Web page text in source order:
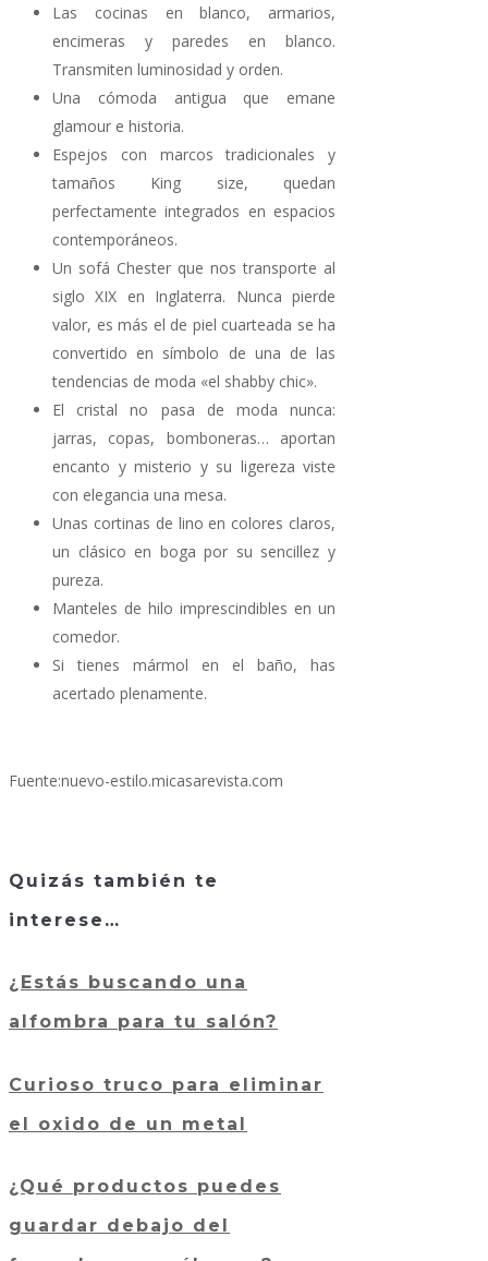
Las cocinas en blanco, armarios,
encimeras y paredes en blanco.
Transmiten luminosidad y orden.
Una cómoda antigua que emane
glamour e historia.
Espejos con marcos tradicionales y
tamaños King size, quedan
perfectamente integrados en espacios
contemporáneos.
Un sofá Chester que nos transporte al
siglo XIX en Inglaterra. Nunca pierde
valor, es más el de piel cuarteada se ha
convertido en símbolo de una de las
tendencias de moda «el shabby chic».
El cristal no pasa de moda nunca:
jarras, copas, bomboneras… aportan
encanto y misterio y su ligereza viste
con elegancia una mesa.
Unas cortinas de lino en colores claros,
un clásico en boga por su sencillez y
pureza.
Manteles de hilo imprescindibles en un
comedor.
Si tienes mármol en el baño, has
acertado plenamente.
Fuente:nuevo-estilo.micasarevista.com
Quizás también te
interese…
¿Estás buscando una
alfombra para tu salón?
Curioso truco para eliminar
el oxido de un metal
¿Qué productos puedes
guardar debajo del